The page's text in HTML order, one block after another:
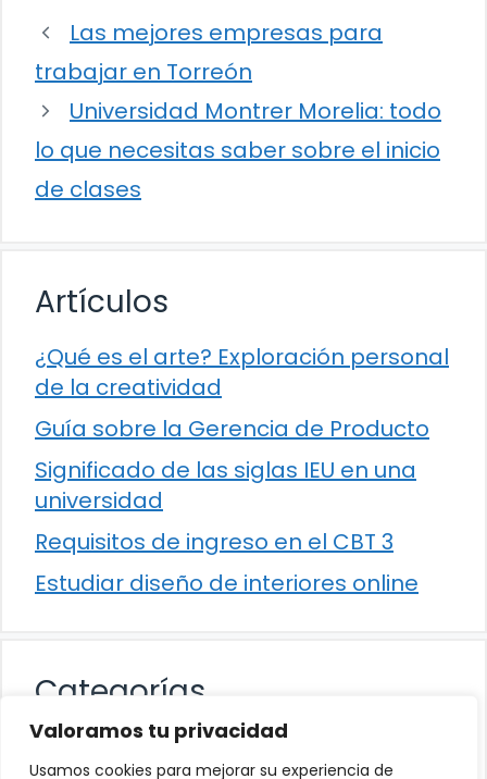
Valoramos tu privacidad
Usamos cookies para mejorar su experiencia de
Las mejores empresas para
trabajar en Torreón
Universidad Montrer Morelia: todo
lo que necesitas saber sobre el inicio
de clases
Artículos
¿Qué es el arte? Exploración personal
de la creatividad
Guía sobre la Gerencia de Producto
Significado de las siglas IEU en una
universidad
Requisitos de ingreso en el CBT 3
Estudiar diseño de interiores online
Categorías
Cultura